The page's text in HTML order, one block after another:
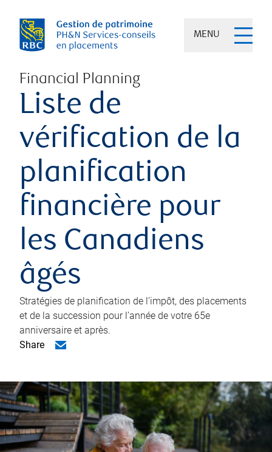
MENU
Financial Planning
Liste de
vérification de la
planification
financière pour
les Canadiens
âgés
Stratégies de planification de l’impôt, des placements
et de la succession pour l’année de votre 65e
anniversaire et après.
Share